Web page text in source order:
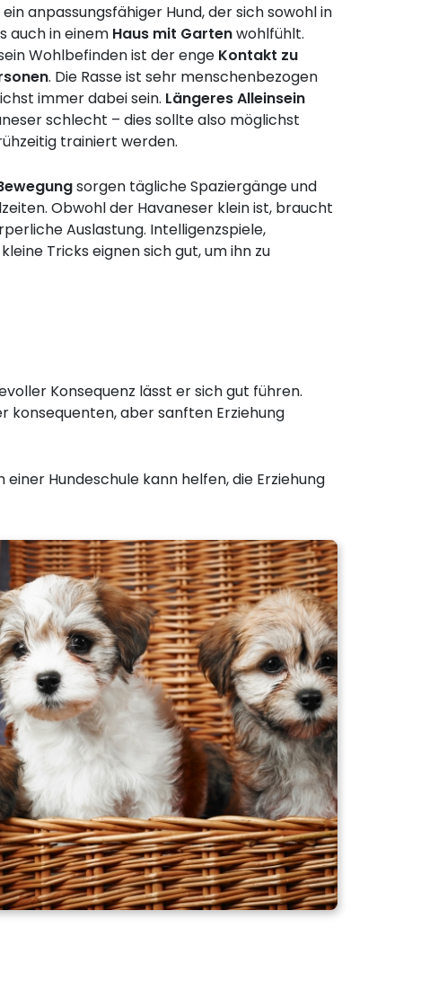
anpassungsfähiger Hund, der sich sowohl in
auch in einem Haus mit Gartenwohlfühlt.
Wohlbefinden ist der enge Kontakt zu
. Die Rasse ist sehr menschenbezogen
immer dabei sein. Längeres Alleinsein
schlecht – dies sollte also möglichst
trainiert werden.
sorgen tägliche Spaziergänge und
Obwohl der Havaneser klein ist, braucht
Auslastung. Intelligenzspiele,
Tricks eignen sich gut, um ihn zu
Konsequenz lässt er sich gut führen.
konsequenten, aber sanften Erziehung
Hundeschule kann helfen, die Erziehung